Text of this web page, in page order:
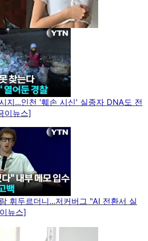
지...인천 '훼손 시신' 실종자 DNA도 전
이뉴스]
휘두르더니...저커버그 "AI 전환서 실
뉴스]